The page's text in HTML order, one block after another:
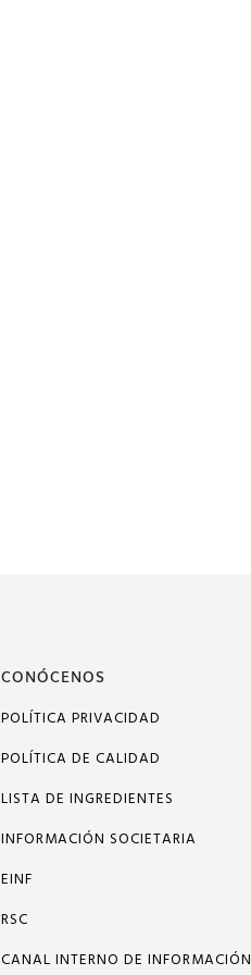
CONÓCENOS
POLÍTICA PRIVACIDAD
POLÍTICA DE CALIDAD
LISTA DE INGREDIENTES
INFORMACIÓN SOCIETARIA
EINF
RSC
CANAL INTERNO DE INFORMACIÓN